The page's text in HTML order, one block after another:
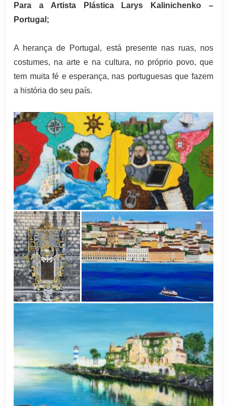
Para a Artista Plástica Larys Kalinichenko –
Portugal;
A herança de Portugal, está presente nas ruas, nos
costumes, na arte e na cultura, no próprio povo, que
tem muita fé e esperança, nas portuguesas que fazem
a história do seu país.